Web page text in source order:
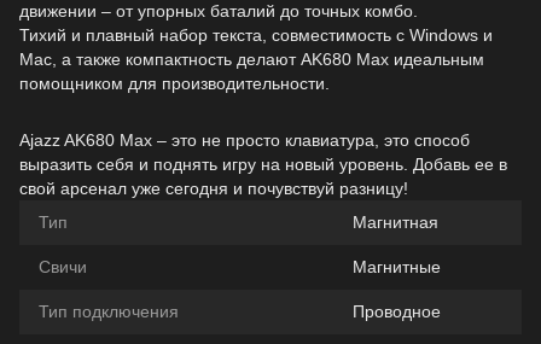
движении – от упорных баталий до точных комбо.
Тихий и плавный набор текста, совместимость с Windows и
Mac, а также компактность делают AK680 Max идеальным
помощником для производительности.
Ajazz AK680 Max – это не просто клавиатура, это способ
выразить себя и поднять игру на новый уровень. Добавь ее в
свой арсенал уже сегодня и почувствуй разницу!
Тип
Магнитная
Свичи Магнитные
Тип подключения Проводное